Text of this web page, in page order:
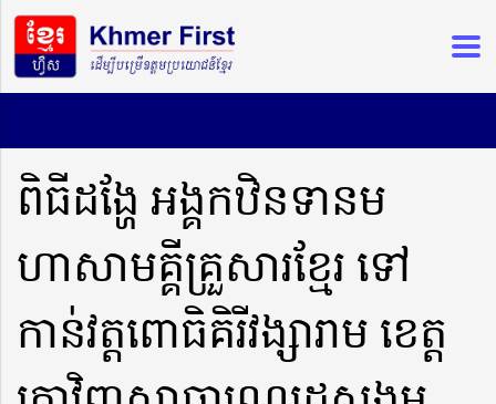
ពិធីដង្ហែ អង្គកឋិនទានម
ហាសាមគ្គីគ្រួសារខ្មែរ ទៅ
កាន់វត្តពោធិគិរីវង្សារាម ខេត្ត